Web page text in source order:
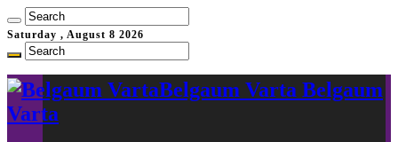
Saturday , August 8 2026
Belgaum Varta Belgaum
Varta